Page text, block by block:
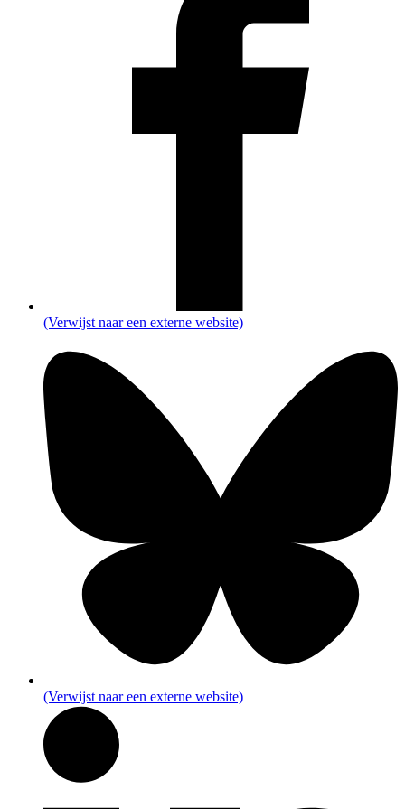
(Verwijst naar een externe website)
(Verwijst naar een externe website)